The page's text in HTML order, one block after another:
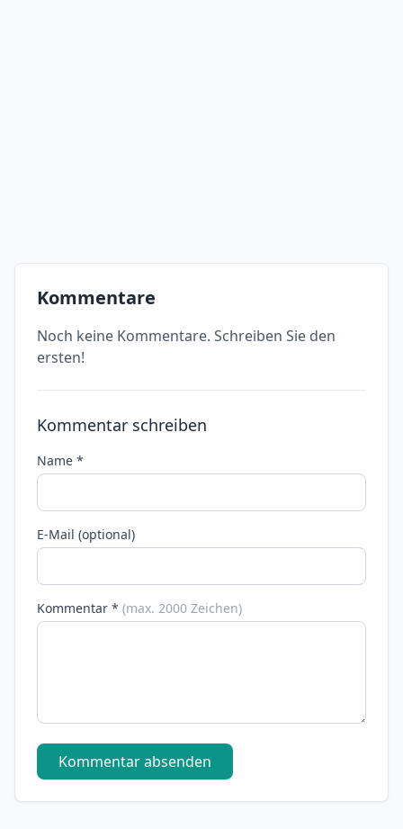
Kommentare
Noch keine Kommentare. Schreiben Sie den
ersten!
Kommentar schreiben
Name *
E-Mail (optional)
Kommentar * (max. 2000 Zeichen)
Kommentar absenden